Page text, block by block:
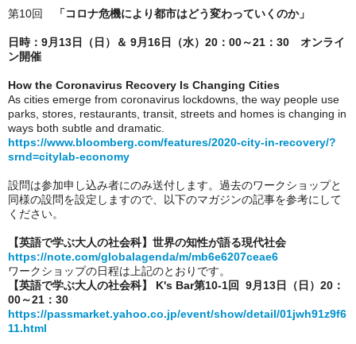
第10回 「コロナ危機により都市はどう変わっていくのか」
日時：9月13日（日）＆ 9月16日（水）20：00～21：30　オンライ
ン開催
How the Coronavirus Recovery Is Changing Cities
As cities emerge from coronavirus lockdowns, the way people use
parks, stores, restaurants, transit, streets and homes is changing in
ways both subtle and dramatic.
https://www.bloomberg.com/features/2020-city-in-recovery/?
srnd=citylab-economy
設問は参加申し込み者にのみ送付します。過去のワークショップと
同様の設問を設定しますので、以下のマガジンの記事を参考にして
ください。
【英語で学ぶ大人の社会科】世界の知性が語る現代社会
https://note.com/globalagenda/m/mb6e6207ceae6
ワークショップの日程は上記のとおりです。
【英語で学ぶ大人の社会科】 K's Bar第10-1回 9月13日（日） 20：
00～21：30
https://passmarket.yahoo.co.jp/event/show/detail/01jwh91z9f6
11.html